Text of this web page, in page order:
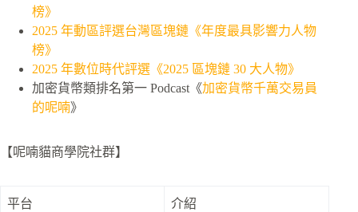
榜》
2025 年動區評選台灣區塊鏈《年度最具影響力人物
榜》
2025 年數位時代評選《2025 區塊鏈 30 大人物》
加密貨幣類排名第一 Podcast《加密貨幣千萬交易員
的呢喃》
【呢喃貓商學院社群】
平台 介紹